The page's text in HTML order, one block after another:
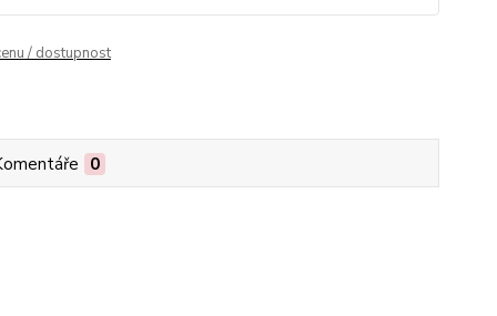
/ dostupnost
0